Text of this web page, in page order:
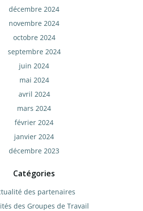
décembre 2024
novembre 2024
octobre 2024
septembre 2024
juin 2024
mai 2024
avril 2024
mars 2024
février 2024
janvier 2024
décembre 2023
Catégories
des partenaires
des Groupes de Travail